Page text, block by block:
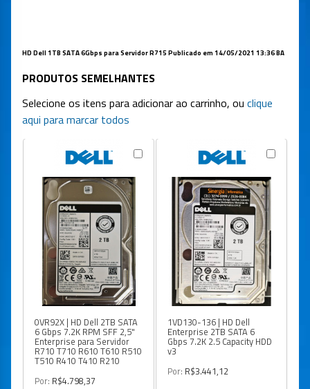
HD Dell 1TB SATA 6Gbps para Servidor R715 Publicado em 14/05/2021 13:36 BA
PRODUTOS SEMELHANTES
Selecione os itens para adicionar ao carrinho, ou clique
aqui para marcar todos
0VR92X | HD Dell 2TB SATA
6 Gbps 7.2K RPM SFF 2,5"
Enterprise para Servidor
R710 T710 R610 T610 R510
T510 R410 T410 R210
Por: R$4.798,37
1VD130-136 | HD Dell
Enterprise 2TB SATA 6
Gbps 7.2K 2.5 Capacity HDD
v3
Por: R$3.441,12